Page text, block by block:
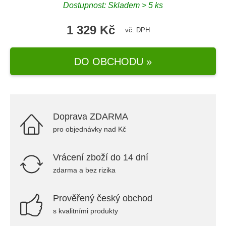
Dostupnost: Skladem > 5 ks
1 329 Kč vč. DPH
DO OBCHODU »
Doprava ZDARMA
pro objednávky nad Kč
Vrácení zboží do 14 dní
zdarma a bez rizika
Prověřený český obchod
s kvalitními produkty